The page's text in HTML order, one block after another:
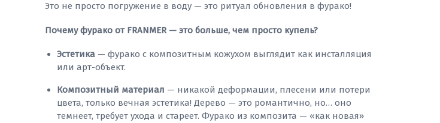
Это не просто погружение в воду — это ритуал обновления в фурако!
Почему фурако от FRANMER — это больше, чем просто купель?
Эстетика — фурако с композитным кожухом выглядит как инсталляция
или арт-объект.
Композитный материал — никакой деформации, плесени или потери
цвета, только вечная эстетика! Дерево — это романтично, но… оно
темнеет, требует ухода и стареет. Фурако из композита — «как новая»